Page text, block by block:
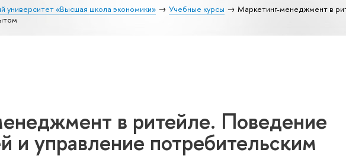
университет «Высшая школа экономики» Учебные курсы
Маркетинг-менеджмент в
в ритейле. Поведение
и управление потребительским